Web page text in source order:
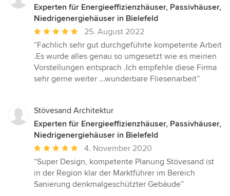
Experten für Energieeffizienzhäuser, Passivhäuser,
Niedrigenergiehäuser in Bielefeld
Durchschnittliche
Bewertung:
5
von
5
25. August 2022
“Fachlich sehr gut durchgeführte kompetente Arbeit
.Es wurde alles genau so umgesetzt wie es meinen
Vorstellungen entsprach .Ich empfehle diese Firma
sehr gerne weiter ...wunderbare Fliesenarbeit”
Stövesand Architektur
Experten für Energieeffizienzhäuser, Passivhäuser,
Niedrigenergiehäuser in Bielefeld
Durchschnittliche
Bewertung:
5
von
4. November 2020
“Super Design, kompetente Planung Stövesand ist
in der Region klar der Marktführer im Bereich
Sanierung denkmalgeschützter Gebäude”